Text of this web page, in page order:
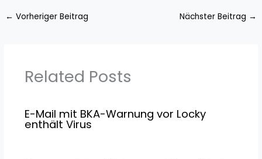
← Vorheriger Beitrag Nächster Beitrag →
Related Posts
E-Mail mit BKA-Warnung vor Locky
enthält Virus